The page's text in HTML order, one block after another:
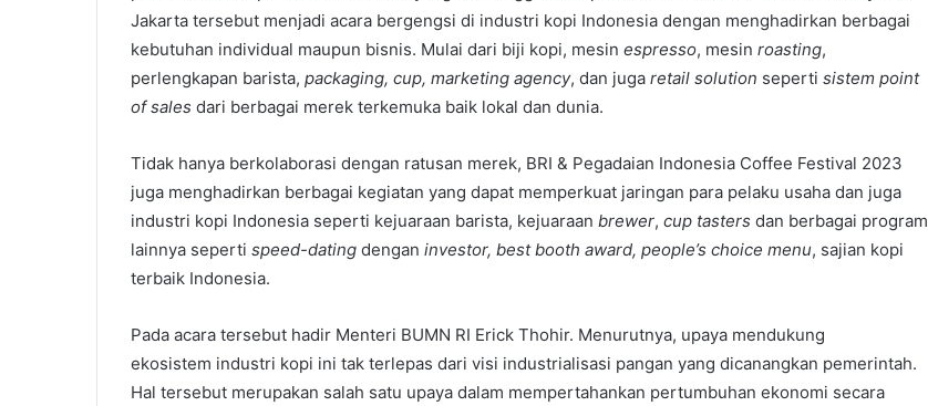
Jakarta tersebut menjadi acara bergengsi di industri kopi Indonesia dengan menghadirkan berbagai
kebutuhan individual maupun bisnis. Mulai dari biji kopi, mesin espresso, mesin roasting,
perlengkapan barista, packaging, cup, marketing agency, dan juga retail solution seperti sistem point
of sales dari berbagai merek terkemuka baik lokal dan dunia.
Tidak hanya berkolaborasi dengan ratusan merek, BRI & Pegadaian Indonesia Coffee Festival 2023
juga menghadirkan berbagai kegiatan yang dapat memperkuat jaringan para pelaku usaha dan juga
industri kopi Indonesia seperti kejuaraan barista, kejuaraan brewer, cup tasters dan berbagai program
lainnya seperti speed-dating dengan investor, best booth award, people’s choice menu, sajian kopi
terbaik Indonesia.
Pada acara tersebut hadir Menteri BUMN RI Erick Thohir. Menurutnya, upaya mendukung
ekosistem industri kopi ini tak terlepas dari visi industrialisasi pangan yang dicanangkan pemerintah.
Hal tersebut merupakan salah satu upaya dalam mempertahankan pertumbuhan ekonomi secara